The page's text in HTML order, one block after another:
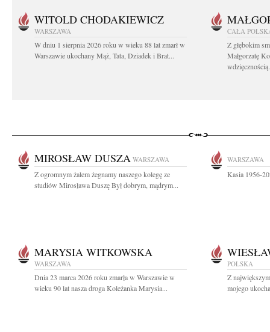
WITOLD CHODAKIEWICZ
WARSZAWA
W dniu 1 sierpnia 2026 roku w wieku 88 lat zmarł w
Warszawie ukochany Mąż, Tata, Dziadek i Brat...
CAŁA
Z głębokim
Małgorzatę
MIROSŁAW DUSZA WARSZAWA
Z ogromnym żalem żegnamy naszego kolegę ze
studiów Mirosława Duszę Był dobrym, mądrym...
WARSZAWA
Kasia 1956-
MARYSIA WITKOWSKA
WARSZAWA
Dnia 23 marca 2026 roku zmarła w Warszawie w
wieku 90 lat nasza droga Koleżanka Marysia...
POLSKA
Z
mojego